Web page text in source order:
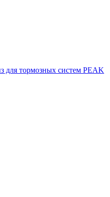
для тормозных систем PEAK